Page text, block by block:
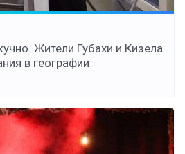
Жители Губахи и Кизела
в географии